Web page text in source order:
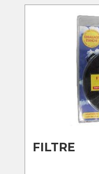
FILTRE